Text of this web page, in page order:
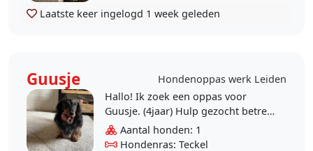
Laatste keer ingelogd 1 week geleden
Guusje
Hondenoppas werk Leiden
Hallo! Ik zoek een oppas voor
Guusje. (4jaar) Hulp gezocht betreft
het wandelen en soms opvang van
Guusje ivm ziekte/
Aantal honden: 1
Hondenras: Teckel